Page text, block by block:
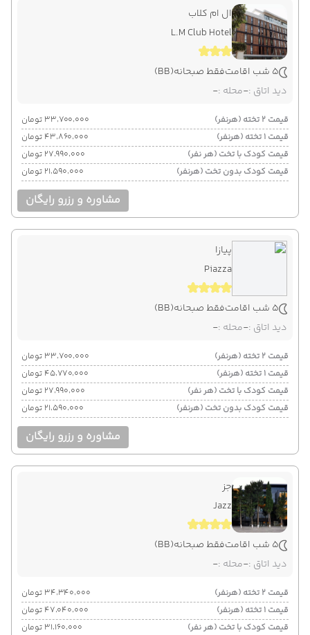
ال ام کلاب
L.M Club Hotel
5 شب اقامت فقط صبحانه(BB)
دید اتاق :-محله :-
قیمت 2 تخته (هرنفر)
۳۳٬۷۰۰٬۰۰۰ تومان
قیمت 1 تخته (هرنفر)
۴۳٬۸۶۰٬۰۰۰ تومان
قیمت کودک با تخت (هر نفر)
۲۷٬۹۹۰٬۰۰۰ تومان
قیمت کودک بدون تخت (هرنفر)
۲۱٬۵۹۰٬۰۰۰ تومان
مشاوره و رزرو رایگان
پیازا
Piazza
5 شب اقامت فقط صبحانه(BB)
دید اتاق :-محله :-
قیمت 2 تخته (هرنفر)
۳۳٬۷۰۰٬۰۰۰ تومان
قیمت 1 تخته (هرنفر)
۴۵٬۷۷۰٬۰۰۰ تومان
قیمت کودک با تخت (هر نفر)
۲۷٬۹۹۰٬۰۰۰ تومان
قیمت کودک بدون تخت (هرنفر)
۲۱٬۵۹۰٬۰۰۰ تومان
مشاوره و رزرو رایگان
جز
Jazz
5 شب اقامت فقط صبحانه(BB)
دید اتاق :-محله :-
قیمت 2 تخته (هرنفر)
۳۴٬۳۴۰٬۰۰۰ تومان
قیمت 1 تخته (هرنفر)
۴۷٬۰۴۰٬۰۰۰ تومان
قیمت کودک با تخت (هر نفر)
۳۱٬۱۶۰٬۰۰۰ تومان